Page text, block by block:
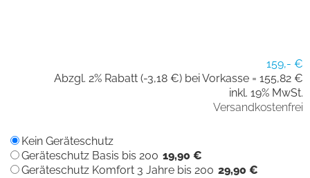
159,- €
Abzgl. 2% Rabatt (-3,18 €) bei Vorkasse = 155,82 €
inkl. 19% MwSt.
Versandkostenfrei
Kein Geräteschutz
Geräteschutz Basis bis 200 19,90 €
Geräteschutz Komfort 3 Jahre bis 200 29,90 €